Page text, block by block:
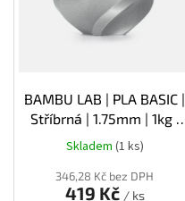
BAMBU LAB | PLA BASIC |
Stříbrná | 1.75mm | 1kg |
Refill
Skladem (1 ks)
346,28 Kč bez DPH
419 Kč / ks